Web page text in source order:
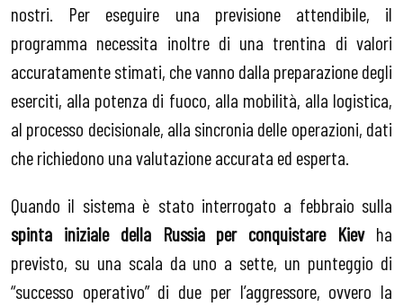
nostri. Per eseguire una previsione attendibile, il
programma necessita inoltre di una trentina di valori
accuratamente stimati, che vanno dalla preparazione degli
eserciti, alla potenza di fuoco, alla mobilità, alla logistica,
al processo decisionale, alla sincronia delle operazioni, dati
che richiedono una valutazione accurata ed esperta.
Quando il sistema è stato interrogato a febbraio sulla
spinta iniziale della Russia per conquistare Kievha
previsto, su una scala da uno a sette, un punteggio di
“successo operativo” di due per l’aggressore, ovvero la